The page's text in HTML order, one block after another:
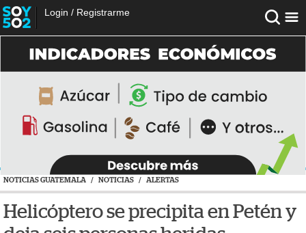
Login / Registrarme
NOTICIAS GUATEMALA / NOTICIAS / ALERTAS
Helicóptero se precipita en Petén y